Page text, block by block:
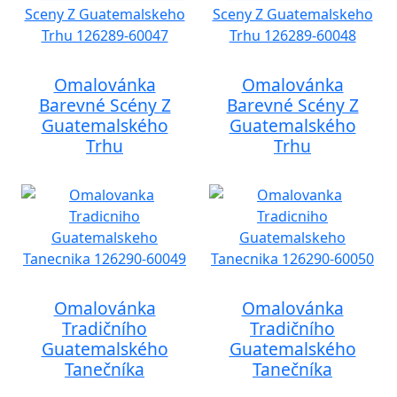
Omalovánka
Barevné Scény Z
Guatemalského
Trhu
Omalovánka
Barevné Scény Z
Guatemalského
Trhu
Omalovánka
Tradičního
Guatemalského
Tanečníka
Omalovánka
Tradičního
Guatemalského
Tanečníka